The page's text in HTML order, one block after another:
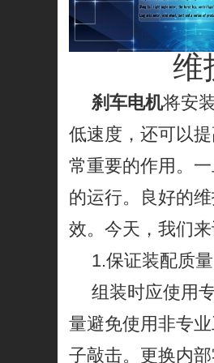
维
刹车电机将安
低速度，还可以
常重要的作用。
的运行。良好的
效。今天，我们
1.保证装配质量
组装时应使用
量避免使用非专
子敲击。更换内